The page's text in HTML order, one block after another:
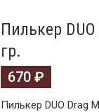
Пилькер
гр.
670 ₽
Пилькер DUO Drag